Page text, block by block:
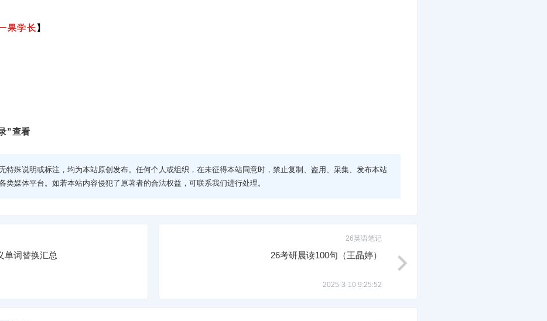
果学长】
”查看
特殊说明或标注，均为本站原创发布。任何个人或组织，在未征得本站同意时，禁止复制、盗用、采集、发布本站
类媒体平台。如若本站内容侵犯了原著者的合法权益，可联系我们进行处理。
单词替换汇总
26英语笔记
26考研晨读100句（王晶婷）
2025-3-10 9:25:52